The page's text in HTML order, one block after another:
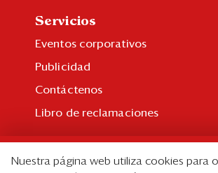
Servicios
Eventos corporativos
Publicidad
Contáctenos
Libro de reclamaciones
Nuestra página web utiliza cookies para